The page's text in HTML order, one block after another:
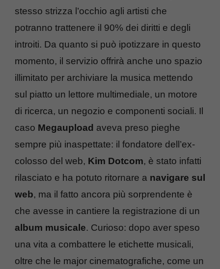
stesso strizza l’occhio agli artisti che
potranno trattenere il 90% dei diritti e degli
introiti. Da quanto si può ipotizzare in questo
momento, il servizio offrirà anche uno spazio
illimitato per archiviare la musica mettendo
sul piatto un lettore multimediale, un motore
di ricerca, un negozio e componenti sociali. Il
caso Megaupload aveva preso pieghe
sempre più inaspettate: il fondatore dell’ex-
colosso del web, Kim Dotcom, è stato infatti
rilasciato e ha potuto ritornare a navigare sul
web, ma il fatto ancora più sorprendente è
che avesse in cantiere la registrazione di un
album musicale. Curioso: dopo aver speso
una vita a combattere le etichette musicali,
oltre che le major cinematografiche, come un